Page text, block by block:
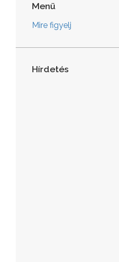
Menü
Mire figyelj
Hírdetés